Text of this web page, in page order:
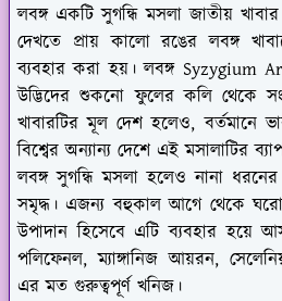
লবঙ্গ একটি সুগন্ধি মসলা জাতীয়
দেখতে প্রায় কালো রঙের লবঙ্গ
ব্যবহার করা হয়। লবঙ্গ Syzygium
উদ্ভিদের শুকনো ফুলের কলি থেকে
খাবারটির মূল দেশ হলেও, বর্তমানে
বিশ্বের অন্যান্য দেশে এই মসালাটির
লবঙ্গ সুগন্ধি মসলা হলেও নানা
সমৃদ্ধ। এজন্য বহুকাল আগে থেকে
উপাদান হিসেবে এটি ব্যবহার হয়ে
পলিফেনল, ম্যাঙ্গানিজ আয়রন,
এর মত গুরুত্বপূর্ণ খনিজ।